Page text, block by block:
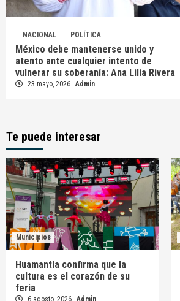
NACIONAL POLÍTICA
México debe mantenerse unido y
atento ante cualquier intento de
vulnerar su soberanía: Ana Lilia Rivera
23 mayo, 2026 Admin
Te puede interesar
Municipios
Huamantla confirma que la
cultura es el corazón de su
feria
6 agosto, 2026 Admin